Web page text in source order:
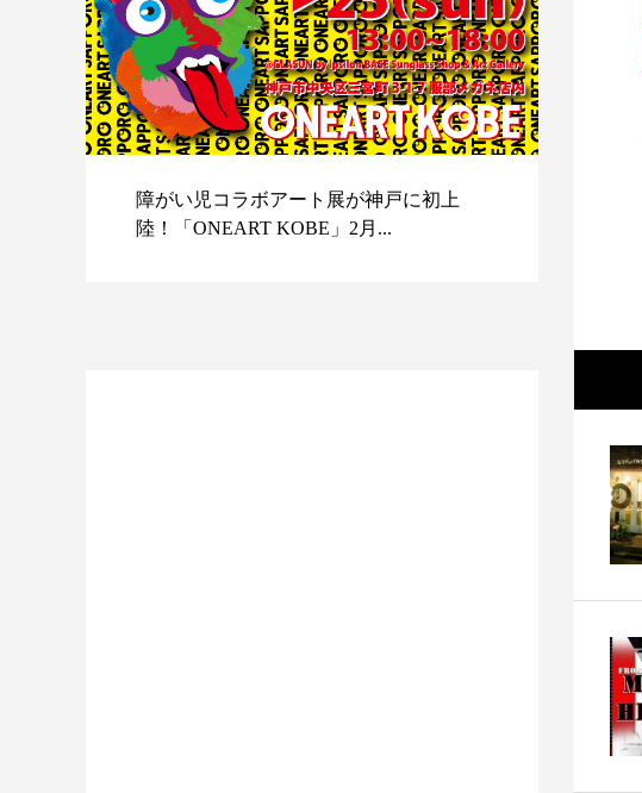
障がい児コラボアート展が神戸に初上
陸！「ONEART KOBE」2月...